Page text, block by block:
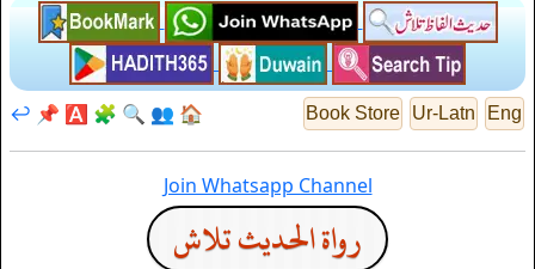
Eng
Ur-Latn
Book Store
🏠
👥
🔍
🧩
🅰️
📌
↩️
Join Whatsapp Channel
رواة الحديث تلاش